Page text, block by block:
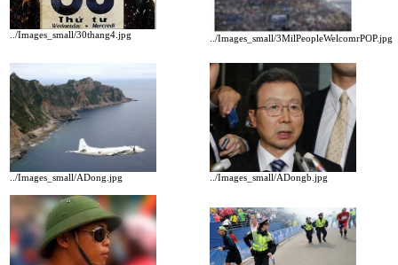
../Images_small/30thang4.jpg ../Images_small/3MilPeopleWelcomrPOP.jpg
../Images_small/ADong.jpg ../Images_small/ADongb.jpg